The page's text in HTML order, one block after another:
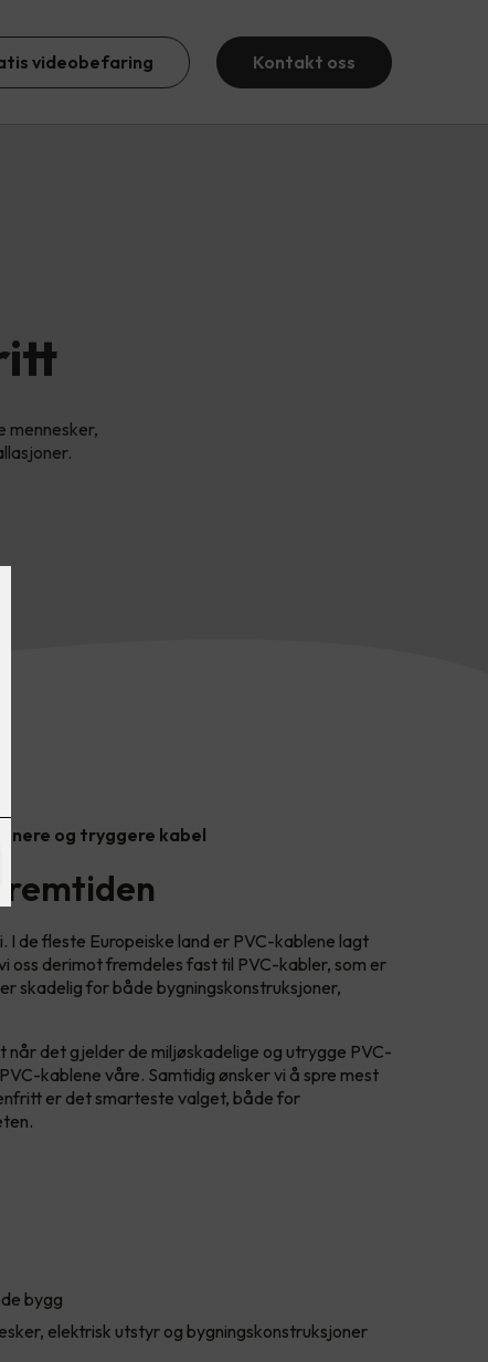
videobefaring Kontakt oss
mennesker,
og tryggere kabel
I de fleste Europeiske land er PVC-kablene lagt
oss derimot fremdeles fast til PVC-kabler, som er
skadelig for både bygningskonstruksjoner,
når det gjelder de miljøskadelige og utrygge PVC-
kablene våre. Samtidig ønsker vi å spre mest
er det smarteste valget, både for
bygg
elektrisk utstyr og bygningskonstruksjoner